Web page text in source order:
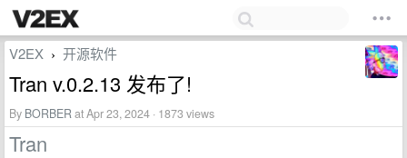
V2EX › 开源软件
Tran v.0.2.13 发布了!
By BORBERat Apr 23, 2024 · 1873 views
Tran